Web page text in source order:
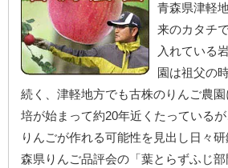
青森県津軽
来のカタチ
入れている
園は祖父の
続く、津軽地方でも古株のりんご農
培が始まって約20年近くたっている
りんごが作れる可能性を見出し日々
森県りんご品評会の「葉とらずふじ